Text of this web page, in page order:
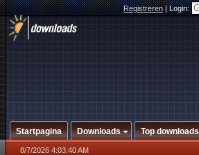
Registreren|Login:
Startpagina Downloads Top downloads
8/7/2026 4:03:40 AM